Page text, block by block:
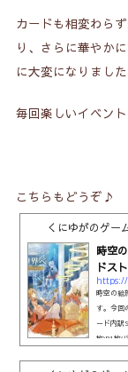
カードも相変わら
り、さらに華やか
に大変になりまし
毎回楽しいイベン
こちらもどうぞ♪
くにゆがのゲー
時空
ドス
時空の絵
す。今回
ード内訳
枚)R1枚(
語枠で